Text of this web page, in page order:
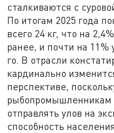
сталкиваются с
По итогам 2025 года
всего 24 кг, что на
ранее, и почти на 11%
го. В отрасли
кардинально
перспективе,
рыбопромышленникам
отправлять улов на
способность